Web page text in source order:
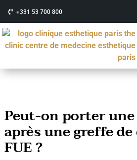
+331 53 700 800
Peut-on porter
après une greffe
FUE ?